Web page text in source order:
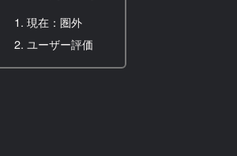
現在：圏外
ユーザー評価